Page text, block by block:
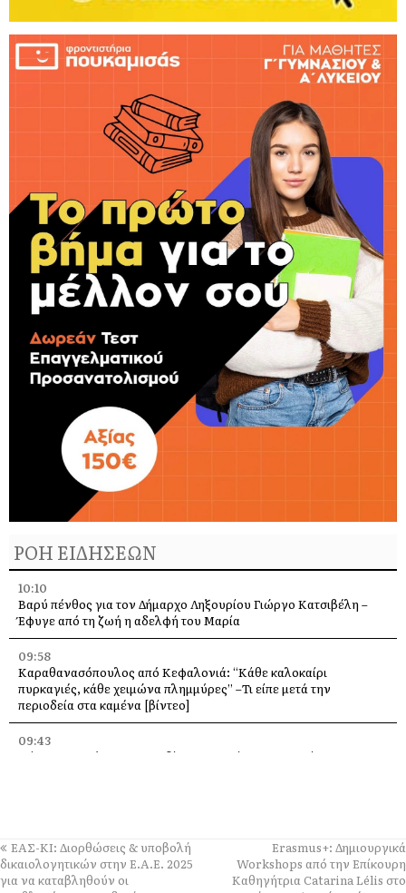
ΡΟΗ ΕΙΔΗΣΕΩΝ
10:10
Βαρύ πένθος για τον Δήμαρχο Ληξουρίου Γιώργο Κατσιβέλη –
Έφυγε από τη ζωή η αδελφή του Μαρία
09:58
Καραθανασόπουλος από Κεφαλονιά: “Κάθε καλοκαίρι
πυρκαγιές, κάθε χειμώνα πλημμύρες” –Τι είπε μετά την
περιοδεία στα καμένα [βίντεο]
09:43
Πάρος: Νεκρό 4χρονο παιδί που εντοπίστηκε σε πισίνα beach
Παγκόσμιο Κ20!
09:28
ΕΑΣ-ΚΙ: Διορθώσεις & υποβολή
δικαιολογητικών στην Ε.Α.Ε. 2025
για να καταβληθούν οι
Erasmus+: Δημιουργικά
Workshops από την Επίκουρη
Καθηγήτρια Catarina Lélis στο